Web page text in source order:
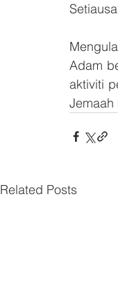
Adam
aktiviti
Jemaah
Related Posts